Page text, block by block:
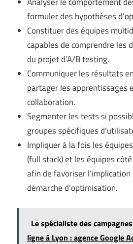
formuler des hypothèses
Constituer des équipes
capables de comprendre les
du projet d’A/B testing.
Communiquer les résultats
partager les apprentissages
collaboration.
Segmenter les tests si
groupes spécifiques
Impliquer à la fois les
(full stack) et les équipes
afin de favoriser
démarche d’optimisation.
Le spécialiste des
ligne à Lyon : agence Google